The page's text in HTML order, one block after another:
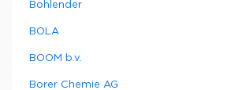
Bohlender
BOLA
BOOM b.v.
Borer Chemie AG